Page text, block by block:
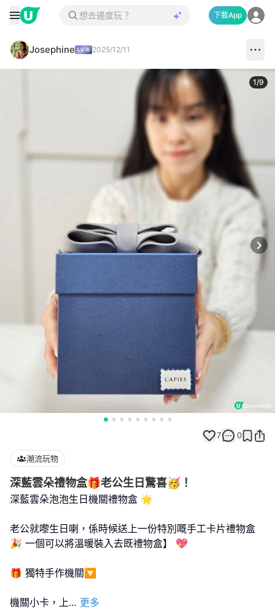
下載App
Josephine 2025/12/11
1/9
7 0
潮流玩物
深藍雲朵禮物盒🎁老公生日驚喜🥳！
深藍雲朵泡泡生日機關禮物盒 🌟
老公就嚟生日喇，係時候送上一份特別嘅手工卡片禮物盒
🎉 一個可以將溫暖裝入去既禮物盒】 💖
🎁 獨特手作機關🔽
機關小卡，上... 更多